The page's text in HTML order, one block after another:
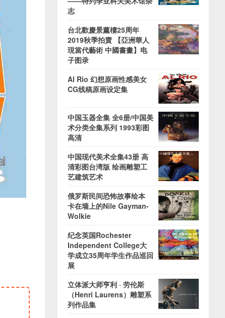
志
台北歡慶景薰樓25周年
2019秋季拍賣 【亞洲華人
現當代藝術 中國書畫】电
子图录
Al Rio 幻想原画性感美女
CG线稿原画设定集
中国玉器全集 全6册/中国美
术分类全集系列 1993彩图
高清
中国现代美术全集43册 高
清彩图台湾版 绘画雕塑工
艺建筑艺术
俄罗斯民间恐怖故事绘本
卡在墙上的Nile Gayman-
Wolkie
纪念英国Rochester
Independent College大
学成立35周年学生作品巡回
展
立体派大师亨利 · 劳伦斯
（Henri Laurens）雕塑系
列作品集